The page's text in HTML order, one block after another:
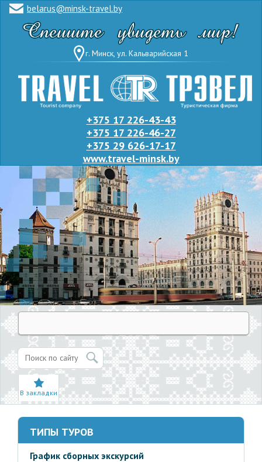
belarus@minsk-travel.by
г. Минск, ул. Кальварийская 1
+375 17 226-43-43
+375 17 226-46-27
+375 29 626-17-17
www.travel-minsk.by
В закладки
ТИПЫ ТУРОВ
График сборных экскурсий